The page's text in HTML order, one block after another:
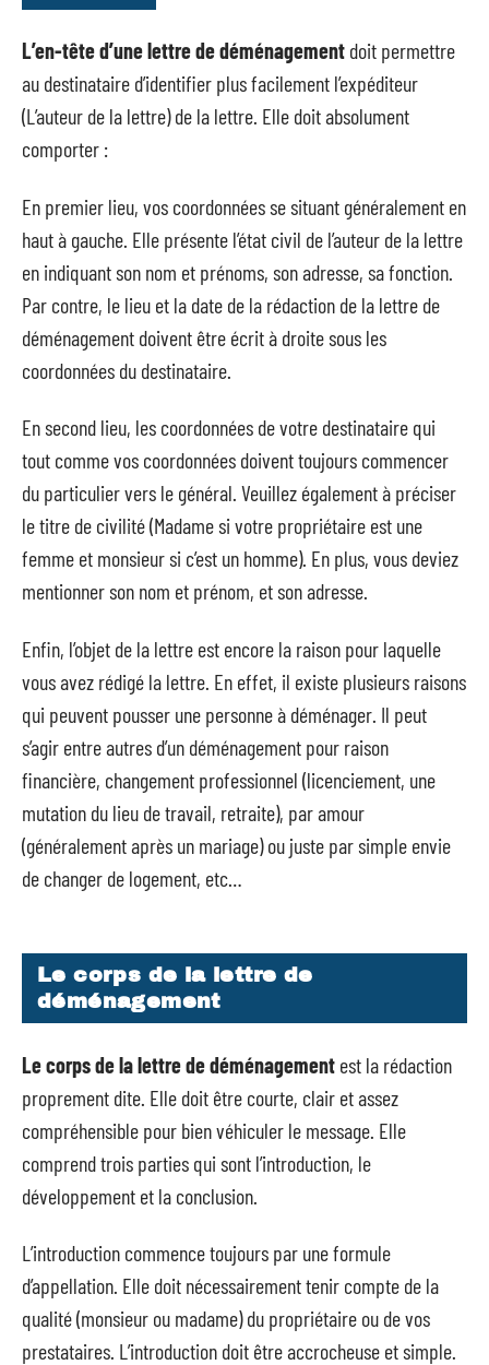
L’en-tête d’une lettre de déménagement doit permettre
au destinataire d’identifier plus facilement l’expéditeur
(L’auteur de la lettre) de la lettre. Elle doit absolument
comporter :
En premier lieu, vos coordonnées se situant généralement en
haut à gauche. Elle présente l’état civil de l’auteur de la lettre
en indiquant son nom et prénoms, son adresse, sa fonction.
Par contre, le lieu et la date de la rédaction de la lettre de
déménagement doivent être écrit à droite sous les
coordonnées du destinataire.
En second lieu, les coordonnées de votre destinataire qui
tout comme vos coordonnées doivent toujours commencer
du particulier vers le général. Veuillez également à préciser
le titre de civilité (Madame si votre propriétaire est une
femme et monsieur si c’est un homme). En plus, vous deviez
mentionner son nom et prénom, et son adresse.
Enfin, l’objet de la lettre est encore la raison pour laquelle
vous avez rédigé la lettre. En effet, il existe plusieurs raisons
qui peuvent pousser une personne à déménager. Il peut
s’agir entre autres d’un déménagement pour raison
financière, changement professionnel (licenciement, une
mutation du lieu de travail, retraite), par amour
(généralement après un mariage) ou juste par simple envie
de changer de logement, etc…
Le corps de la lettre de
déménagement
Le corps de la lettre de déménagement est la rédaction
proprement dite. Elle doit être courte, clair et assez
compréhensible pour bien véhiculer le message. Elle
comprend trois parties qui sont l’introduction, le
développement et la conclusion.
L’introduction commence toujours par une formule
d’appellation. Elle doit nécessairement tenir compte de la
qualité (monsieur ou madame) du propriétaire ou de vos
prestataires. L’introduction doit être accrocheuse et simple.